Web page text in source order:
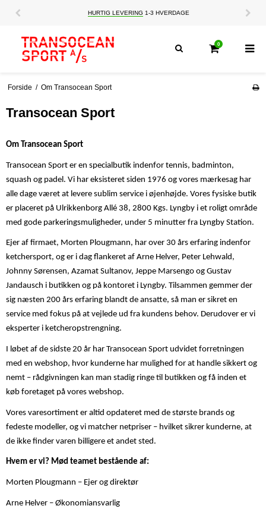
HURTIG LEVERING 1-3 HVERDAGE
0
Forside / Om Transocean Sport
Transocean Sport
Om Transocean Sport
Transocean Sport er en specialbutik indenfor tennis, badminton,
squash og padel. Vi har eksisteret siden 1976 og vores mærkesag har
alle dage været at levere sublim service i øjenhøjde. Vores fysiske butik
er placeret på Ulrikkenborg Allé 38, 2800 Kgs. Lyngby i et roligt område
med gode parkeringsmuligheder, under 5 minutter fra Lyngby Station.
Ejer af firmaet, Morten Plougmann, har over 30 års erfaring indenfor
ketchersport, og er i dag flankeret af Arne Helver, Peter Lehwald,
Johnny Sørensen, Azamat Sultanov, Jeppe Marsengo og Gustav
Jandausch i butikken og på kontoret i Lyngby. Tilsammen gemmer der
sig næsten 200 års erfaring blandt de ansatte, så man er sikret en
service med fokus på at vejlede ud fra kundens behov. Derudover er vi
eksperter i ketcheropstrengning.
I løbet af de sidste 20 år har Transocean Sport udvidet forretningen
med en webshop, hvor kunderne har mulighed for at handle sikkert og
nemt – rådgivningen kan man stadig ringe til butikken og få inden et
køb foretaget på vores webshop.
Vores varesortiment er altid opdateret med de største brands og
fedeste modeller, og vi matcher netpriser – hvilket sikrer kunderne, at
de ikke finder varen billigere et andet sted.
Hvem er vi? Mød teamet bestående af:
Morten Plougmann – Ejer og direktør
Arne Helver – Økonomiansvarlig